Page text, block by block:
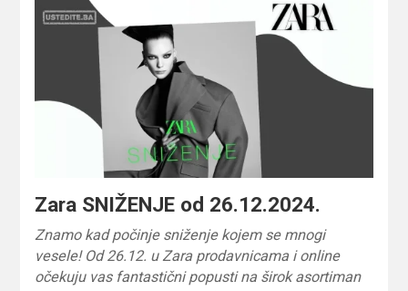
Zara SNIŽENJE od 26.12.2024.
Znamo kad počinje sniženje kojem se mnogi
vesele! Od 26.12. u Zara prodavnicama i online
očekuju vas fantastični popusti na širok asortiman